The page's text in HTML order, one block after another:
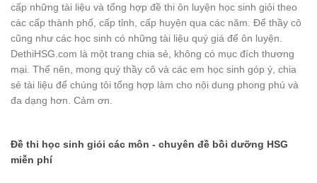
cấp những tài liệu và tổng hợp đề thi ôn luyện học sinh giỏi theo
các cấp thành phố, cấp tỉnh, cấp huyện qua các năm. Để thầy cô
cũng như các học sinh có những tài liệu quý giá để ôn luyện.
DethiHSG.com là một trang chia sẻ, không có mục đích thương
mại. Thế nên, mong quý thầy cô và các em học sinh góp ý, chia
sẻ tài liệu để chúng tôi tổng hợp làm cho nội dung phong phú và
đa dạng hơn. Cảm ơn.
Đề thi học sinh giỏi các môn - chuyên đề bồi dưỡng HSG
miễn phí